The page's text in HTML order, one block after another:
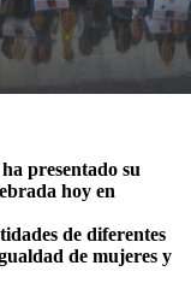
presentado su
hoy en
de diferentes
de mujeres y